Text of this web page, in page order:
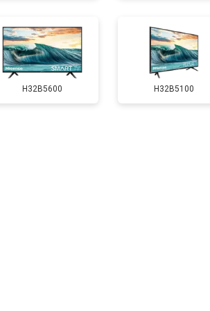
3100 ₽ Заказать
3700 ₽ Заказать
H32B5600 H32B5100